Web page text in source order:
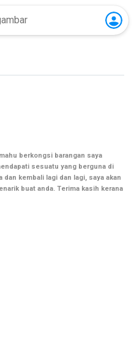
berkongsi barangan saya
sesuatu yang berguna di
kembali lagi dan lagi, saya akan
buat anda. Terima kasih kerana